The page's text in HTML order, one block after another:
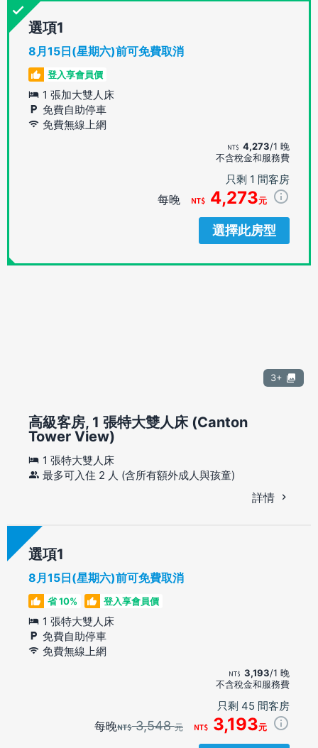
選項
8月15日(星期六)前可免費取消
登入享會員價
1 張加大雙人床
免費自助停車
免費無線上網
4,273/1 晚
不含稅金和服務費
只剩 1 間客房
每晚 4,273元
選擇此房型
3+
高級客房, 1 張特大雙人床 (Canton
Tower View)
1 張特大雙人床
最多可入住 2 人 (含所有額外成人與孩童)
詳情
選項
8月15日(星期六)前可免費取消
省 10% 登入享會員價
1 張特大雙人床
免費自助停車
免費無線上網
3,193/1 晚
不含稅金和服務費
只剩 45 間客房
每晚 3,548元 3,193元